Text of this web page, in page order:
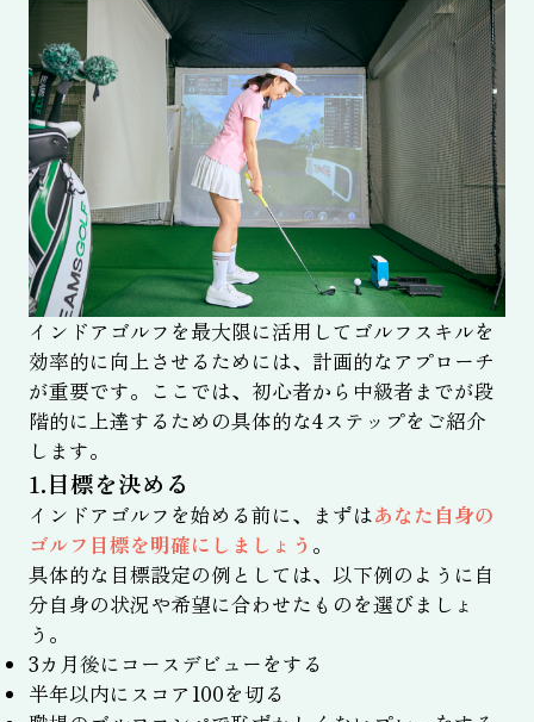
インドアゴルフを最大限に活用してゴルフスキルを
効率的に向上させるためには、計画的なアプローチ
が重要です。ここでは、初心者から中級者までが段
階的に上達するための具体的な4ステップをご紹介
します。
1.目標を決める
インドアゴルフを始める前に、まずはあなた自身の
ゴルフ目標を明確にしましょう 。
具体的な目標設定の例としては、以下例のように自
分自身の状況や希望に合わせたものを選びましょ
う。
3カ月後にコースデビューをする
半年以内にスコア100を切る